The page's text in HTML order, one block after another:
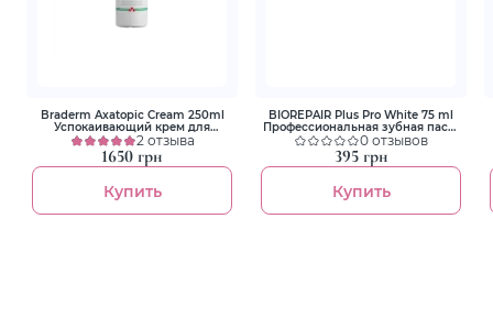
Braderm Axatopic Cream 250ml
Успокаивающий крем для
атопической кожи
2 отзыва
1650 грн
Купить
BIOREPAIR Plus Pro White 75 ml
Профессиональная зубная паста
PRO White0 отзывов
395 грн
Купить